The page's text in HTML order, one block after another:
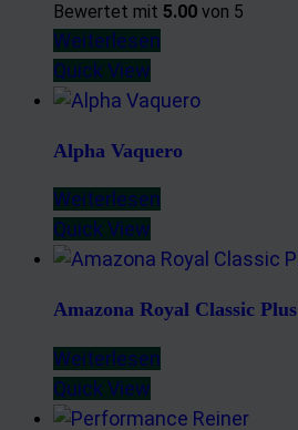
Bewertet mit 5.00 von 5
Weiterlesen
Quick View
Alpha Vaquero
Weiterlesen
Quick View
Amazona Royal Classic Plus
Weiterlesen
Quick View